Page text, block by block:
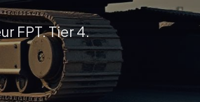
FPT. Tier 4.